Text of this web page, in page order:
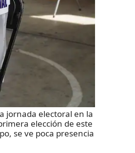
jornada electoral en la
elección de este
se ve poca presencia